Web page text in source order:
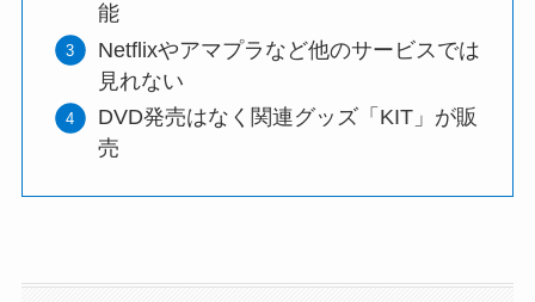
能
Netflixやアマプラなど他のサービスでは
見れない
DVD発売はなく関連グッズ「KIT」が販
売